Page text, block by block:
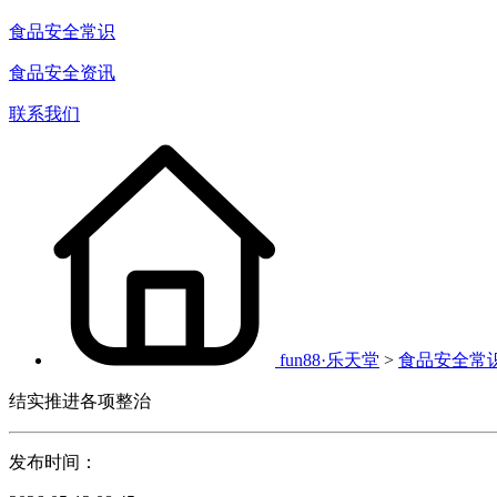
食品安全常识
食品安全资讯
联系我们
fun88·乐天堂 > 食品安全常
结实推进各项整治
发布时间：